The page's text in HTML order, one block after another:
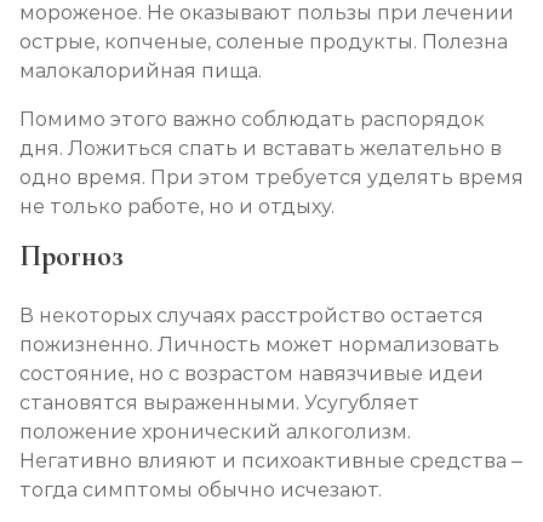
мороженое. Не оказывают пользы при лечении
острые, копченые, соленые продукты. Полезна
малокалорийная пища.
Помимо этого важно соблюдать распорядок
дня. Ложиться спать и вставать желательно в
одно время. При этом требуется уделять время
не только работе, но и отдыху.
Прогноз
В некоторых случаях расстройство остается
пожизненно. Личность может нормализовать
состояние, но с возрастом навязчивые идеи
становятся выраженными. Усугубляет
положение хронический алкоголизм.
Негативно влияют и психоактивные средства –
тогда симптомы обычно исчезают.